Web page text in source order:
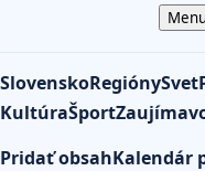
SlovenskoRegiónySvet
KultúraŠport
Pridať obsahKalendár